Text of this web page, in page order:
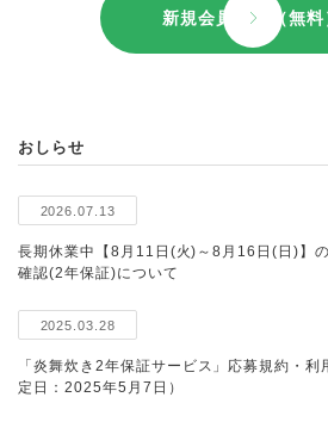
新規会員登録（無料
おしらせ
2026.07.13
長期休業中【8月11日(火)～8月16日(日)】
確認(2年保証)について
2025.03.28
「炎舞炊き2年保証サービス」応募規約・
定日：2025年5月7日）